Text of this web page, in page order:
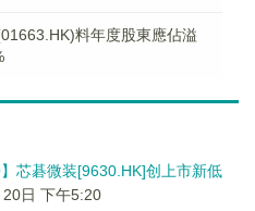
料年度股東應佔溢
】芯碁微装[9630.HK]创上市新低
日 下午5:20